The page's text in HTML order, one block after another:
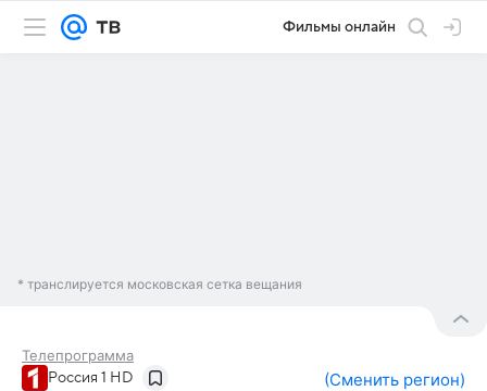
Фильмы онлайн
* транслируется московская сетка вещания
Телепрограмма
Россия 1 HD (Сменить регион)